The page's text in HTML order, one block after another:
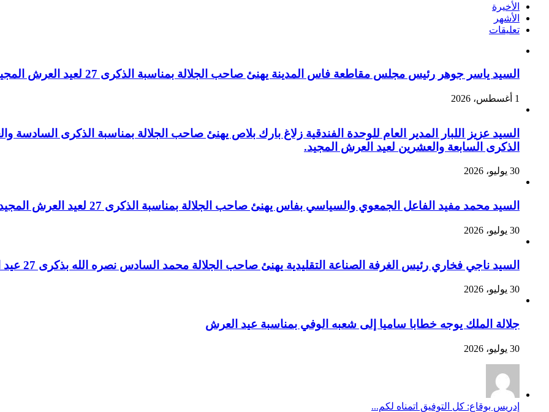
الأخيرة
الأشهر
تعليقات
السيد ياسر جوهر رئيس مجلس مقاطعة فاس المدينة يهنئ صاحب الجلالة بمناسبة الذكرى 27 لعيد العرش المجيد.
1 أغسطس، 2026
السيد عزيز اللبار المدير العام للوحدة الفندقية زلاغ بارك بلاص يهنئ صاحب الجلالة بمناسبة الذكرى
الذكرى السابعة والعشرين لعيد العرش المجيد.
30 يوليو، 2026
السيد محمد مفيد الفاعل الجمعوي والسياسي بفاس يهنئ صاحب الجلالة بمناسبة الذكرى 27 لعيد العرش المجيد
30 يوليو، 2026
السيد ناجي فخاري رئيس الغرفة الصناعة التقليدية يهنئ صاحب الجلالة محمد السادس نصره الله بذكرى 27 عيد العرش المجيد
30 يوليو، 2026
جلالة الملك يوجه خطابا ساميا إلى شعبه الوفي بمناسبة عيد العرش
30 يوليو، 2026
إدريس بوقاع: كل التوفيق اتمناه لكم...